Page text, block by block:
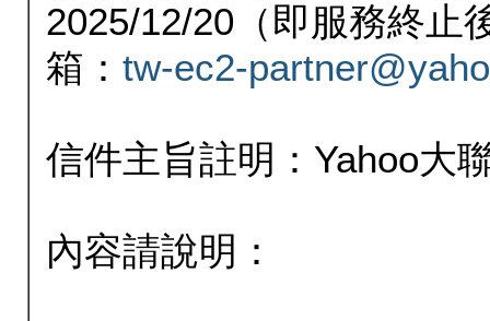
2025/12/20（即服務終止
箱： tw-ec2-
信件主旨註明：Yahoo大
內容請說明：